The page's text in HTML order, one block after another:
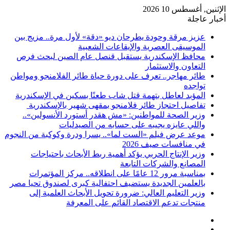
الإثنين, أغسطس 10 2026
أخبار عاجلة
عزيز مرقة وحودة يطرحان ديو «دقة» لأول مرة.. مزيج بين
الموسيقى العصرية والإيقاعات الشعبية
محافظ الإسكندرية يستقبل قنصل عام الصين لبحث فرص
التعاون والاستثمار
طائر مهاجر.. تعرف على دورة حياة طائر الفلامنجو ومواطن
تواجده
المؤبد لعاطل بتهمة قتل شاب طعنًا بسكين في الإسكندرية
تفاصيل احتجاز طائر فلامنجو بمقهى شهير بالإسكندرية
وزير الصحة للمواطنين: «مش هقدر أستورد الأنسولين»..
واللي عايزه يجيبه على حسابه من الصيدليات
موعد عرض فيلم «الست لما».. يسرا ودرة وكوكبة من النجوم
في منافسات صيف 2026
وزير الإنتاج الحربي يؤكد أهمية ربط الأبحاث باحتياجات
المصانع والشركات التابعة
بمناسبة مرور 12 عامًا على انطلاقه.. مركز المؤتمرات
بالعلمين الجديدة يستضيف احتفالية كبرى لصندوق تحيا مصر
وزير التعليم العالي: ضرورة تحويل الأبحاث العلمية إلى
منتجات تدعم الاقتصاد القائم على المعرفة